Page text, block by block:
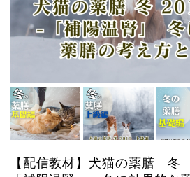
【配信教材】犬猫の薬膳